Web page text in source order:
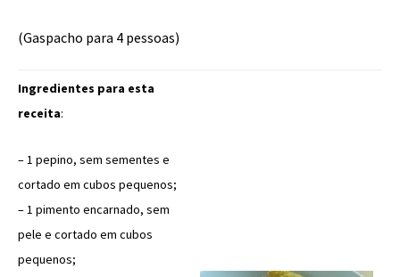
(Gaspacho para 4 pessoas)
Ingredientes para esta
receita:
– 1 pepino, sem sementes e
cortado em cubos pequenos;
– 1 pimento encarnado, sem
pele e cortado em cubos
pequenos;